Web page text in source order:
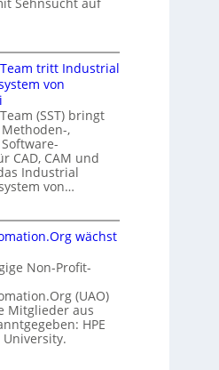
Sehnsucht auf
tritt Industrial
von
(SST) bringt
,
CAD, CAM und
Industrial
von…
wächst
Non-Profit-
(UAO)
Mitglieder aus
HPE